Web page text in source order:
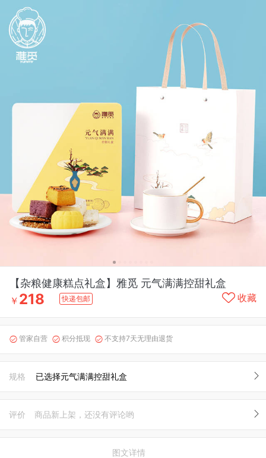
【杂粮健康糕点礼盒】雅觅 元气满满控甜礼盒
￥ 218 快递包邮 收藏
 管家自营  积分抵现  不支持7天无理由退货
规格 已选择元气满满控甜礼盒
评价 商品新上架，还没有评论哟
图文详情